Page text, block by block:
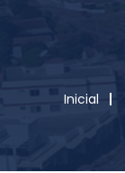
Inicial